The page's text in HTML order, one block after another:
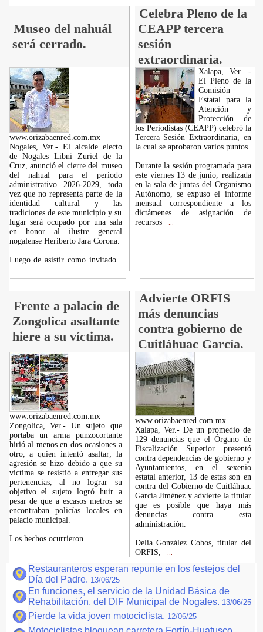
Museo del nahuál
será cerrado.
Celebra Pleno de la
CEAPP tercera
sesión
extraordinaria.
www.orizabaenred.com.mx
Nogales, Ver.- El alcalde electo
de Nogales Libni Zuriel de la
Cruz, anunció el cierre del museo
del nahual para el periodo
administrativo 2026-2029, toda
vez que no representa parte de la
identidad cultural y las
tradiciones de este municipio y su
lugar será ocupado por una sala
en honor al ilustre general
nogalense Heriberto Jara Corona.
Luego de asistir como invitado
Xalapa, Ver. -
El Pleno de la
Comisión
Estatal para la
Atención y
Protección de
los Periodistas (CEAPP) celebró la
Tercera Sesión Extraordinaria, en
la cual se aprobaron varios puntos.
Durante la sesión programada para
este viernes 13 de junio, realizada
en la sala de juntas del Organismo
Autónomo, se expuso el informe
mensual correspondiente a los
dictámenes de asignación de
recursos
Frente a palacio de
Zongolica asaltante
hiere a su víctima.
Advierte ORFIS
más denuncias
contra gobierno de
Cuitláhuac García.
www.orizabaenred.com.mx
Zongolica, Ver.- Un sujeto que
portaba un arma punzocortante
hirió al menos en dos ocasiones a
otro, a quien intentó asaltar; la
agresión se hizo debido a que su
víctima se resistió a entregar sus
pertenencias, al no lograr su
objetivo el sujeto logró huir a
pesar de que a escasos metros se
encontraban policías locales en
palacio municipal.
Los hechos ocurrieron
www.orizabaenred.com.mx
Xalapa, Ver.- De un promedio de
129 denuncias que el Órgano de
Fiscalización Superior presentó
contra dependencias de gobierno y
Ayuntamientos, en el sexenio
estatal anterior, 13 de estas son en
contra del Gobierno de Cuitláhuac
García Jiménez y advierte la titular
que es posible que haya más
denuncias contra esta
administración.
Delia González Cobos, titular del
ORFIS,
Restauranteros esperan repunte en los festejos del
Día del Padre. 13/06/25
En funciones, el servicio de la Unidad Básica de
Rehabilitación, del DIF Municipal de Nogales. 13/06/25
Pierde la vida joven motociclista. 12/06/25